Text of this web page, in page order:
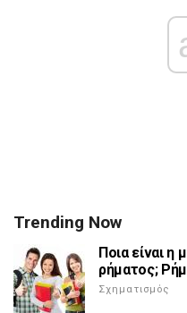
Trending Now
Ποια είναι
ρήματος;
Σχηματισμός